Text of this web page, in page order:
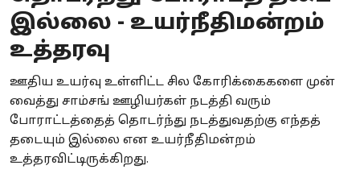
Business
Crime
Tamilnadu
National
World
இல்லை - உயர்நீதிமன்றம்
உத்தரவு
ஊதிய உயர்வு உள்ளிட்ட சில கோரிக்கைகளை முன்
வைத்து சாம்சங் ஊழியர்கள் நடத்தி வரும்
போராட்டத்தைத் தொடர்ந்து நடத்துவதற்கு எந்தத்
தடையும் இல்லை என உயர்நீதிமன்றம்
உத்தரவிட்டிருக்கிறது.